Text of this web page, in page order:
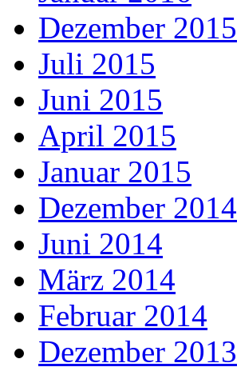
Dezember 2015
Juli 2015
Juni 2015
April 2015
Januar 2015
Dezember 2014
Juni 2014
März 2014
Februar 2014
Dezember 2013